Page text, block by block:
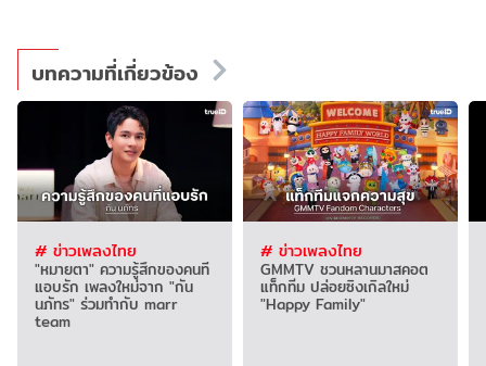
บทความที่เกี่ยวข้อง
# ข่าวเพลงไทย
"หมายตา" ความรู้สึกของคนที่
แอบรัก เพลงใหม่จาก "กัน
นภัทร" ร่วมทำกับ marr
team
# ข่าวเพลงไทย
GMMTV ชวนหลานมาสคอต
แท็กทีม ปล่อยซิงเกิลใหม่
"Happy Family"